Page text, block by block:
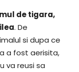
de tigara,
. De
si dupa ce
a fost aerisita,
va reusi sa